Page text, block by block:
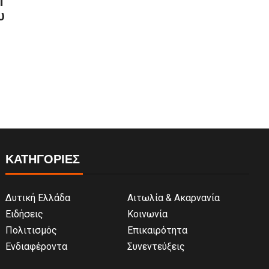
ΚΑΤΗΓΟΡΙΕΣ
Δυτική Ελλάδα
Αιτωλία & Ακαρνανία
Ειδήσεις
Κοινωνία
Πολιτισμός
Επικαιρότητα
Ενδιαφέροντα
Συνεντεύξεις